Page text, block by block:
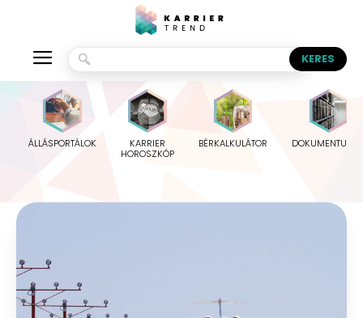
ÁLLÁSPORTÁLOK
KARRIER
HOROSZKÓP
BÉRKALKULÁTOR